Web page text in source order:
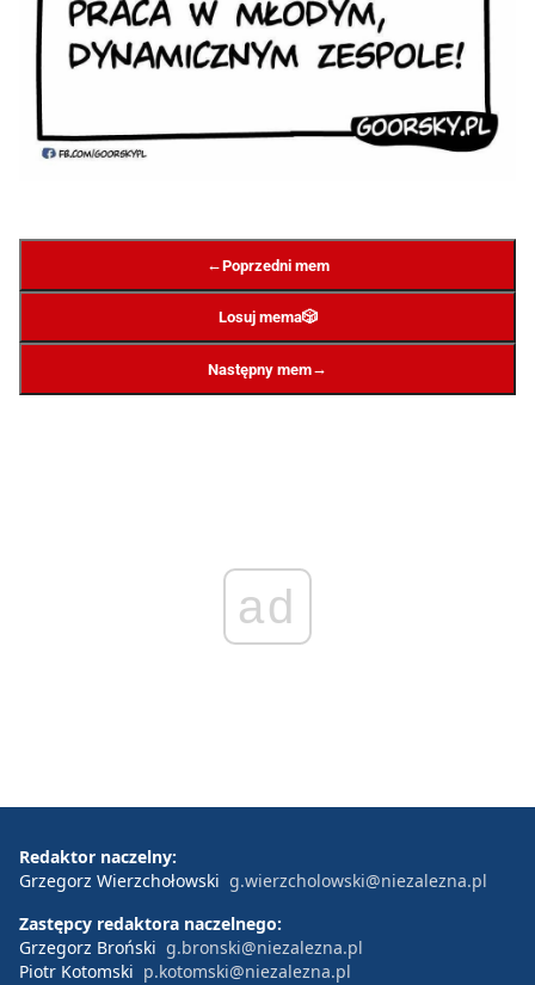
←Poprzedni mem
Losuj mema🎲
Następny mem→
ad
Redaktor naczelny:
Grzegorz Wierzchołowski g.wierzcholowski@niezalezna.pl
Zastępcy redaktora naczelnego:
Grzegorz Broński g.bronski@niezalezna.pl
Piotr Kotomski p.kotomski@niezalezna.pl